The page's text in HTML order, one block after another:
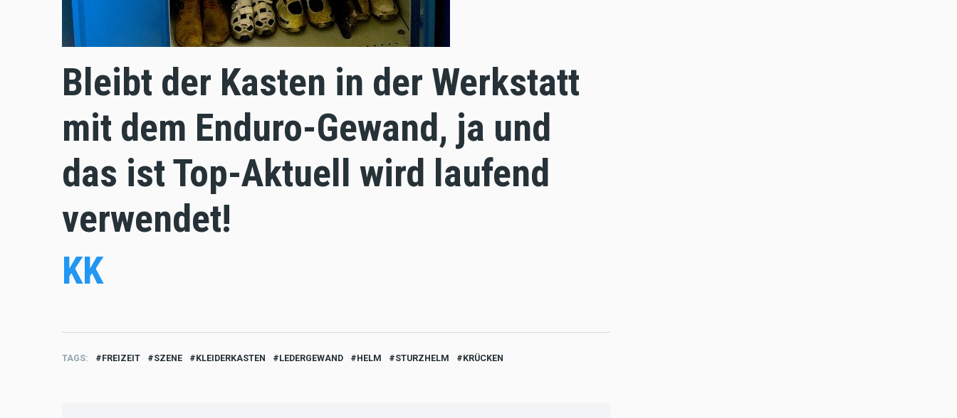
Bleibt der Kasten in der Werkstatt
mit dem Enduro-Gewand, ja und
das ist Top-Aktuell wird laufend
verwendet!
KK
TAGS FREIZEIT SZENE KLEIDERKASTEN LEDERGEWAND HELM STURZHELM KRÜCKEN